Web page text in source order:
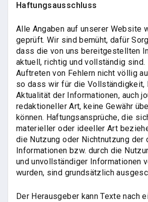
Haftungsausschluss
Alle Angaben auf unserer Website
geprüft. Wir sind bemüht, dafür
dass die von uns bereitgestellten
aktuell, richtig und vollständig sind.
Auftreten von Fehlern nicht völlig
so dass wir für die Vollständigkeit,
Aktualität der Informationen, auch
redaktioneller Art, keine Gewähr
können. Haftungsansprüche, die
materieller oder ideeller Art
die Nutzung oder Nichtnutzung der
Informationen bzw. durch die
und unvollständiger Informationen
wurden, sind grundsätzlich
Der Herausgeber kann Texte nach